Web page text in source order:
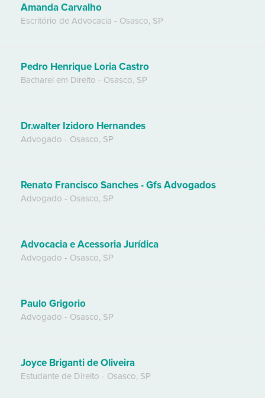
Amanda Carvalho
Escritório de Advocacia - Osasco, SP
Pedro Henrique Loria Castro
Bacharel em Direito - Osasco, SP
Dr.walter Izidoro Hernandes
Advogado - Osasco, SP
Renato Francisco Sanches - Gfs Advogados
Advogado - Osasco, SP
Advocacia e Acessoria Jurídica
Advogado - Osasco, SP
Paulo Grigorio
Advogado - Osasco, SP
Joyce Briganti de Oliveira
Estudante de Direito - Osasco, SP